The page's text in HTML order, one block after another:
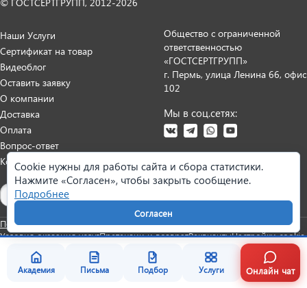
Академия Письма Подбор Услуги Онлайн чат
© ГОСТСЕРТГРУПП, 2012-2026
Наши Услуги
Сертификат на товар
Видеоблог
Оставить заявку
О компании
Доставка
Оплата
Вопрос-ответ
Контакты
Общество с ограниченной
ответственностью
«ГОСТСЕРТГРУПП»
г. Пермь, улица Ленина 66, офис
102
Мы в соц.сетях:
Политика персональных данныхСогласие на обработку данных
Условия оказания услугПретензии и возвратРеквизитыНастройки cookie
Cookie нужны для работы сайта и сбора статистики.
Нажмите «Согласен», чтобы закрыть сообщение.
Подробнее
Согласен